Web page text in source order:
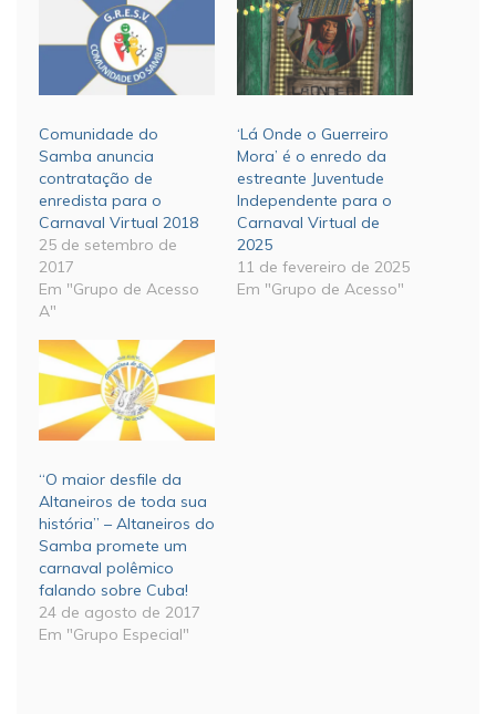
Comunidade do
Samba anuncia
contratação de
enredista para o
Carnaval Virtual 2018
25 de setembro de
2017
Em "Grupo de Acesso
A"
‘Lá Onde o Guerreiro
Mora’ é o enredo da
estreante Juventude
Independente para o
Carnaval Virtual de
2025
11 de fevereiro de 2025
Em "Grupo de Acesso"
“O maior desfile da
Altaneiros de toda sua
história” – Altaneiros do
Samba promete um
carnaval polêmico
falando sobre Cuba!
24 de agosto de 2017
Em "Grupo Especial"